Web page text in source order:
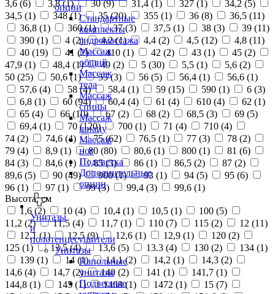
опции
Стандартные
комплекты
гидромассажа
Массаж
общий
Массаж
тела
Массаж
спины
Массаж
шиацу
Массаж
ног
Подсветка
Дополнительные
опции
Унитазы
и
полотенцесушители
Унитазы
Напольные
унитазы
Подвесные
3,6 (6) 3,8 (1) 30 (9) 31,4 (1) 327 (1) 34,2 (5)
34,5 (1) 348 (1) 35 (20) 355 (1) 36 (8) 36,5 (11)
36,8 (1) 360 (1) 37 (3) 37,5 (1) 38 (3) 39 (11)
390 (1) 4 (2) 4,2 (1) 4,4 (2) 4,5 (12) 4,8 (11)
40 (19) 41 (2) 410 (1) 42 (2) 43 (1) 45 (2)
47,9 (1) 48,4 (1) 49 (2) 5 (30) 5,5 (1) 5,6 (2)
50 (25) 50,6 (1) 55 (3) 56 (5) 56,4 (1) 56,6 (1)
57,6 (4) 58 (4) 58,4 (1) 59 (15) 590 (1) 6 (3)
6,8 (1) 60 (94) 60,4 (4) 61 (4) 610 (4) 62 (1)
65 (4) 66 (10) 67 (2) 68 (2) 68,5 (3) 69 (5)
69,4 (1) 70 (120) 700 (1) 71 (4) 710 (4)
74 (2) 74,6 (4) 75 (62) 76,5 (1) 77 (3) 78 (2)
79 (4) 8,9 (1) 80 (80) 80,6 (1) 800 (1) 81 (6)
84 (3) 84,6 (1) 85 (3) 86 (1) 86,5 (2) 87 (2)
89,6 (5) 90 (49) 900 (1) 93 (1) 94 (5) 95 (6)
96 (1) 97 (1) 99 (3) 99,4 (3) 99,6 (1)
Высота, см
1,6 (2) 10 (4) 10,4 (1) 10,5 (1) 100 (5)
11,2 (2) 11,5 (4) 11,7 (1) 110 (7) 115 (2) 12 (11)
12,1 (1) 12,5 (9) 12,6 (1) 12,9 (1) 120 (2)
125 (1) 13,5 (4) 13,6 (5) 13.3 (4) 130 (2) 134 (1)
139 (1) 14 (1) 14,1 (2) 14,2 (1) 14,3 (2)
14,6 (4) 14,7 (2) 140 (2) 141 (1) 141,7 (1)
144,8 (1) 145 (1) 1468 (1) 1472 (1) 15 (7)